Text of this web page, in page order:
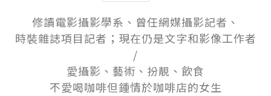
修讀電影攝影學系、曾任網媒攝影記者、
時裝雜誌項目記者；現在仍是文字和影像工作者
/
愛攝影、藝術、扮靚、飲食
不愛喝咖啡但鍾情於咖啡店的女生